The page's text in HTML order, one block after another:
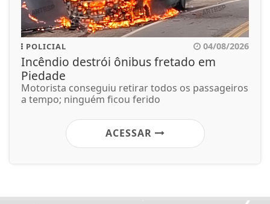
POLICIAL 04/08/2026
Incêndio destrói ônibus fretado em
Piedade
Motorista conseguiu retirar todos os passageiros
a tempo; ninguém ficou ferido
ACESSAR